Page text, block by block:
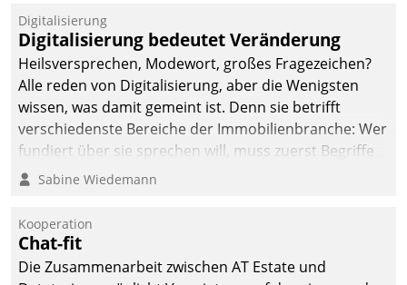
Datatrain. Die meravis
Wohnungsbau- und
Immobilien GmbH hat
sich dabei für den Betrieb
der Lösung über die SAP
Cloud Platform
entschieden - als erstes
Unternehmen am
Digitalisierung
Digitalisierung bedeutet Veränderung
Heilsversprechen, Modewort, großes Fragezeichen?
Alle reden von Digitalisierung, aber die Wenigsten
wissen, was damit gemeint ist. Denn sie betrifft
verschiedenste Bereiche der Immobilienbranche: Wer
fundiert über sie sprechen will, muss zuerst Begriffe
klären. Ein Aspekt ist die betriebliche Optimierung:
Einsparungen durch optimierte und automatisierte
Prozesse. Doch man darf nicht zu viel erwarten: Allein
mit der Einführung einer neuen Software ist es nicht
Sabine Wiedemann
Kooperation
Chat-fit
Die Zusammenarbeit zwischen AT Estate und